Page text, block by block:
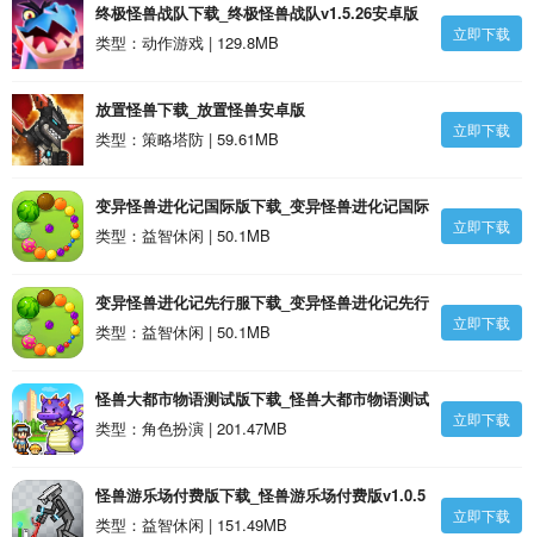
终极怪兽战队下载_终极怪兽战队v1.5.26安卓版
类型：动作游戏 | 129.8MB
立即下载
放置怪兽下载_放置怪兽安卓版
类型：策略塔防 | 59.61MB
立即下载
变异怪兽进化记国际版下载_变异怪兽进化记国际
版v1.4.0安卓版
类型：益智休闲 | 50.1MB 立即下载
变异怪兽进化记先行服下载_变异怪兽进化记先行
服v1.4.0安卓版
类型：益智休闲 | 50.1MB 立即下载
怪兽大都市物语测试版下载_怪兽大都市物语测试
版1.6.11安卓版
类型：角色扮演 | 201.47MB 立即下载
怪兽游乐场付费版下载_怪兽游乐场付费版v1.0.5
安卓版
类型：益智休闲 | 151.49MB 立即下载